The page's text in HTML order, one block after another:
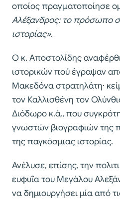
οποίος πραγματοποίησε
Αλέξανδρος: το πρόσωπο
ιστορίας».
Ο κ. Αποστολίδης
ιστορικών πού έγραψαν
Μακεδόνα στρατηλάτη·
τον Καλλισθένη τον
Διόδωρο κ.ά., που
γνωστών βιογραφιών της
της παγκόσμιας ιστορίας.
Ανέλυσε, επίσης, την
ευφυΐα του Μεγάλου
να δημιουργήσει μία από